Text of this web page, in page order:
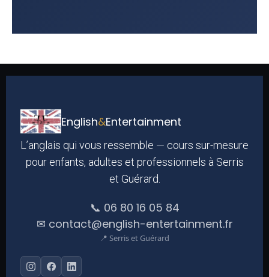
English&Entertainment
L’anglais qui vous ressemble — cours sur-mesure
pour enfants, adultes et professionnels à Serris
et Guérard.
📞 06 80 16 05 84
✉ contact@english-entertainment.fr
📍 Serris et Guérard